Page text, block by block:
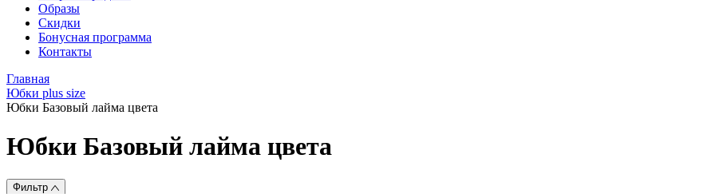
Образы
Скидки
Бонусная программа
Контакты
Главная
Юбки plus size
Юбки Базовый лайма цвета
Юбки Базовый лайма цвета
Фильтр